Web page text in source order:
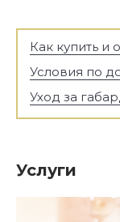
Как купить и
Условия по
Уход за
Услуги